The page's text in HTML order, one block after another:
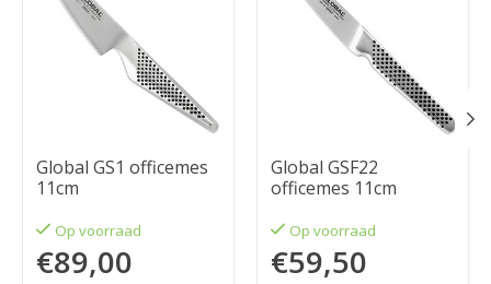
Global GS1 officemes
11cm
Op voorraad
€89,00
Global GSF22
officemes 11cm
Op voorraad
€59,50